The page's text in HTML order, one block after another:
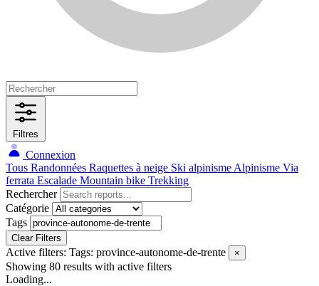
Filtres
Connexion
Tous Randonnées Raquettes à neige Ski alpinisme Alpinisme Via
ferrata Escalade Mountain bike Trekking
Rechercher
Catégorie
Tags
Clear Filters
Active filters: Tags: province-autonome-de-trente ×
Showing 80 results with active filters
Loading...